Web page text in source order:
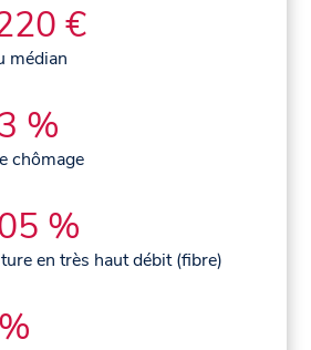
€
médian
%
chômage
%
en très haut débit (fibre)